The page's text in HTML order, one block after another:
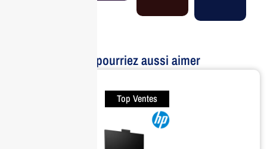
Vous pourriez aussi aimer
Top Ventes